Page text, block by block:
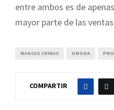
entre ambos es de
mayor parte de las
MARCAS CHINAS OMODA
COMPARTIR